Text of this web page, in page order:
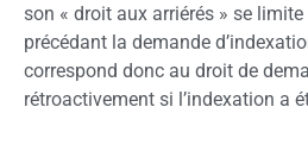
son « droit aux arriérés » se
précédant la demande
correspond donc au droit de
rétroactivement si l’indexation a